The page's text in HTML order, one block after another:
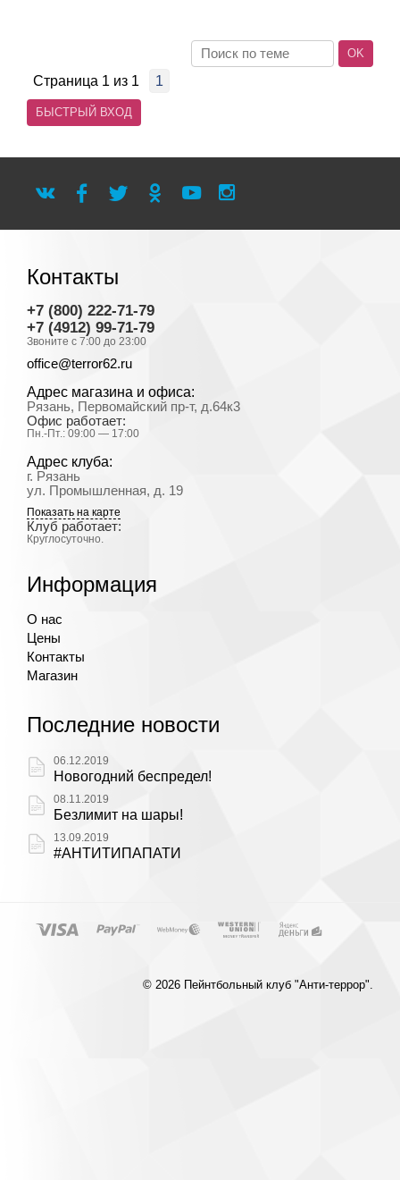
Страница 1 из 1 1
Контакты
+7 (800) 222-71-79
+7 (4912) 99-71-79
Звоните с 7:00 до 23:00
office@terror62.ru
Адрес магазина и офиса:
Рязань, Первомайский пр-т, д.64к3
Офис работает:
Пн.-Пт.: 09:00 — 17:00
Адрес клуба:
г. Рязань
ул. Промышленная, д. 19
Показать на карте
Клуб работает:
Круглосуточно.
Информация
О нас
Цены
Контакты
Магазин
Последние новости
06.12.2019
Новогодний беспредел!
08.11.2019
Безлимит на шары!
13.09.2019
#АНТИТИПАПАТИ
© 2026 Пейнтбольный клуб "Анти-террор".